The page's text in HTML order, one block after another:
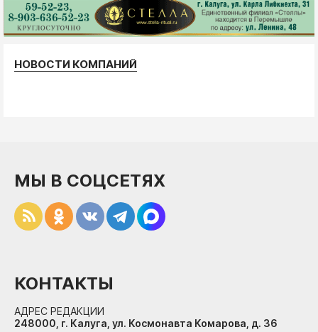
НОВОСТИ КОМПАНИЙ
МЫ В СОЦСЕТЯХ
КОНТАКТЫ
АДРЕС РЕДАКЦИИ
248000, г. Калуга, ул. Космонавта Комарова, д. 36